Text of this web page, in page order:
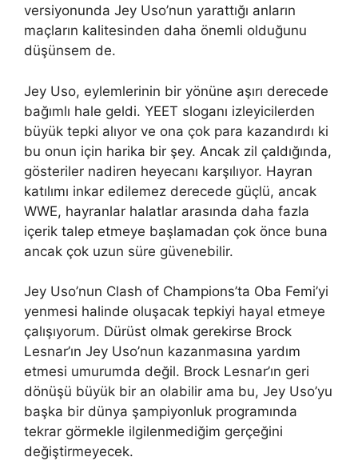
versiyonunda Jey Uso’nun yarattığı anların
maçların kalitesinden daha önemli olduğunu
düşünsem de.
Jey Uso, eylemlerinin bir yönüne aşırı derecede
bağımlı hale geldi. YEET sloganı izleyicilerden
büyük tepki alıyor ve ona çok para kazandırdı ki
bu onun için harika bir şey. Ancak zil çaldığında,
gösteriler nadiren heyecanı karşılıyor. Hayran
katılımı inkar edilemez derecede güçlü, ancak
WWE, hayranlar halatlar arasında daha fazla
içerik talep etmeye başlamadan çok önce buna
ancak çok uzun süre güvenebilir.
Jey Uso’nun Clash of Champions’ta Oba Femi’yi
yenmesi halinde oluşacak tepkiyi hayal etmeye
çalışıyorum. Dürüst olmak gerekirse Brock
Lesnar’ın Jey Uso’nun kazanmasına yardım
etmesi umurumda değil. Brock Lesnar’ın geri
dönüşü büyük bir an olabilir ama bu, Jey Uso’yu
başka bir dünya şampiyonluk programında
tekrar görmekle ilgilenmediğim gerçeğini
değiştirmeyecek.